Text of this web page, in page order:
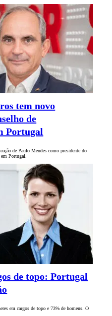
tem novo
de
Portugal
de Paulo Mendes como presidente do
Portugal.
de topo: Portugal
em cargos de topo e 73% de homens. O